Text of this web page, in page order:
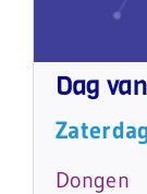
Dag
Dongen